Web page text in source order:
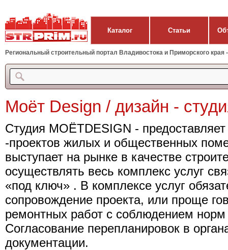
Каталог Статьи
Региональный строительный портал Владивостока и Приморского края
Моёт Design / дизайн -
Студия МОЁТDESIGN - предоставляет
-проектов жилых и общественных
выступает на рынке в качестве
осуществлять весь комплекс услуг
«под ключ» . В комплексе услуг
сопровождение проекта, или проще
ремонтных работ с соблюдением
Согласование перепланировок в
документации.